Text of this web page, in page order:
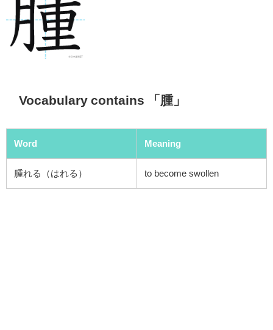
Vocabulary contains 「腫」
Word Meaning
腫れる（はれる） to become swollen